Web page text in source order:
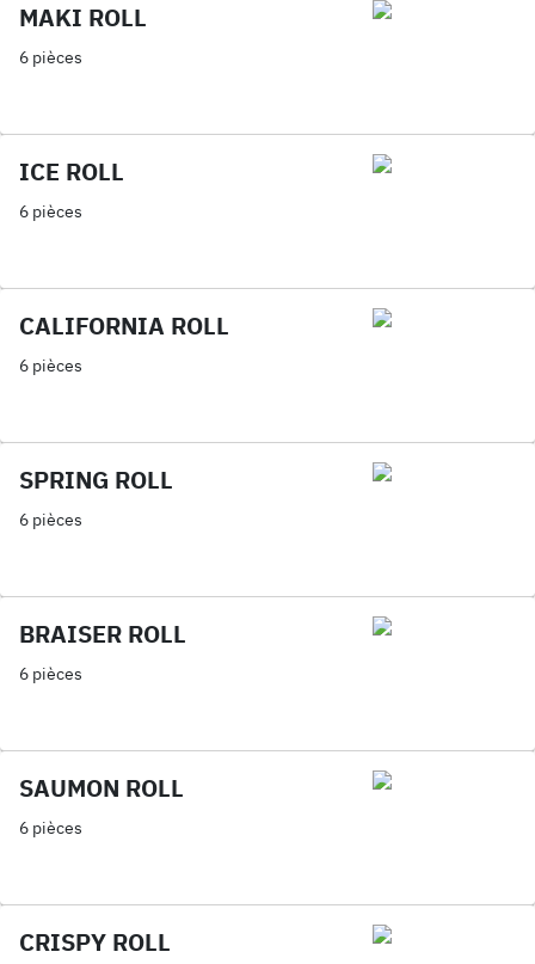
MAKI ROLL
6 pièces
ICE ROLL
6 pièces
CALIFORNIA ROLL
6 pièces
SPRING ROLL
6 pièces
BRAISER ROLL
6 pièces
SAUMON ROLL
6 pièces
CRISPY ROLL